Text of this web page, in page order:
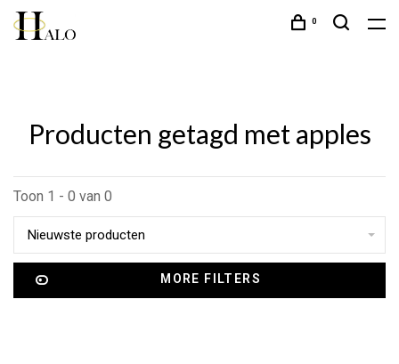
0
Producten getagd met apples
Toon 1 - 0 van 0
Nieuwste producten
MORE FILTERS